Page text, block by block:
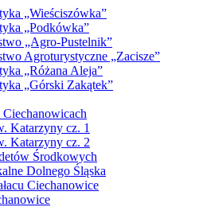
„Wieściszówka”
„Podkówka”
„Agro-Pustelnik”
Agroturystyczne „Zacisze”
„Różana Aleja”
„Górski Zakątek”
Katarzyny cz. 1
Katarzyny cz. 2
Środkowych
Dolnego Śląska
Ciechanowice